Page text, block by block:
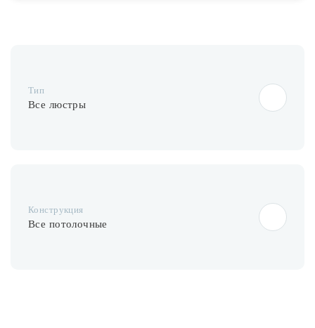
О нас
Тип
Все люстры
Конструкция
Все потолочные